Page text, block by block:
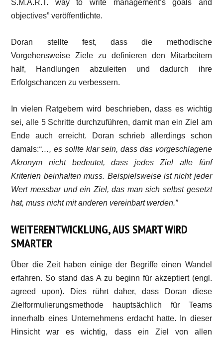
S.M.A.R.T. way to write management’s goals and
objectives” veröffentlichte.
Doran stellte fest, dass die methodische
Vorgehensweise Ziele zu definieren den Mitarbeitern
half, Handlungen abzuleiten und dadurch ihre
Erfolgschancen zu verbessern.
In vielen Ratgebern wird beschrieben, dass es wichtig
sei, alle 5 Schritte durchzuführen, damit man ein Ziel am
Ende auch erreicht. Doran schrieb allerdings schon
damals:“…, es sollte klar sein, dass das vorgeschlagene
Akronym nicht bedeutet, dass jedes Ziel alle fünf
Kriterien beinhalten muss. Beispielsweise ist nicht jeder
Wert messbar und ein Ziel, das man sich selbst gesetzt
hat, muss nicht mit anderen vereinbart werden.”
WEITERENTWICKLUNG, AUS SMART WIRD
SMARTER
Über die Zeit haben einige der Begriffe einen Wandel
erfahren. So stand das A zu beginn für akzeptiert (engl.
agreed upon). Dies rührt daher, dass Doran diese
Zielformulierungsmethode hauptsächlich für Teams
innerhalb eines Unternehmens erdacht hatte. In dieser
Hinsicht war es wichtig, dass ein Ziel von allen